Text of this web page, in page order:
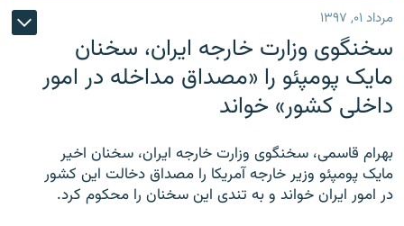
مرداد ۰۱, ۱۳۹۷
سخنگوی وزارت خارجه ایران، سخنان
مایک پومپئو را «مصداق مداخله در امور
داخلی کشور» خواند
بهرام قاسمی، سخنگوی وزارت خارجه ایران، سخنان اخیر
مایک پومپئو وزیر خارجه آمریکا را مصداق دخالت این کشور
در امور ایران خواند و به تندی این سخنان را محکوم کرد.